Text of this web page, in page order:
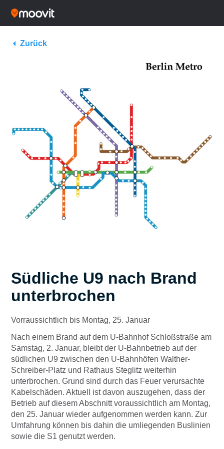
Zurück
Südliche U9 nach Brand
unterbrochen
Vorraussichtlich bis Montag, 25. Januar
Nach einem Brand auf dem U-Bahnhof Schloßstraße am
Samstag, 2. Januar, bleibt der U-Bahnbetrieb auf der
südlichen U9 zwischen den U-Bahnhöfen Walther-
Schreiber-Platz und Rathaus Steglitz weiterhin
unterbrochen. Grund sind durch das Feuer verursachte
Kabelschäden. Aktuell ist davon auszugehen, dass der
Betrieb auf diesem Abschnitt voraussichtlich am Montag,
den 25. Januar wieder aufgenommen werden kann. Zur
Umfahrung können bis dahin die umliegenden Buslinien
sowie die S1 genutzt werden.